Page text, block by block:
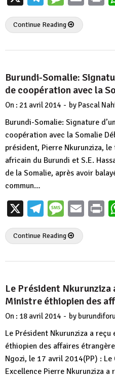
Continue Reading
Burundi-Somalie:
de coopération avec la
On : 21 avril 2014 - by Pascal
Burundi-Somalie: Signature
coopération avec la Somalie
président, Pierre Nkurunziza,
africain du Burundi et S.E.
de la Somalie, après avoir
commun…
X Telegram
Continue Reading
Le Président Nkurunziza
Ministre éthiopien des
On : 18 avril 2014 - by
Le Président Nkurunziza a
éthiopien des affaires
Ngozi, le 17 avril 2014(PP) : Le
Excellence Pierre Nkurunziza a